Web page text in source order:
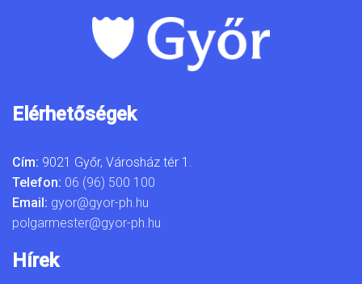
Elérhetőségek
Cím: 9021 Győr, Városház tér 1.
Telefon: 06 (96) 500 100
Email: gyor@gyor-ph.hu
polgarmester@gyor-ph.hu
Hírek